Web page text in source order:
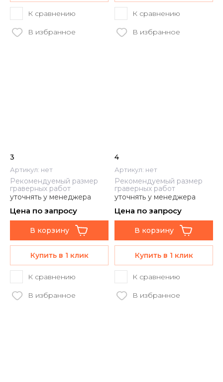
К сравнению
В избранное
К сравнению
В избранное
3
Артикул: нет
Рекомендуемый размер
граверных работ
уточнять у менеджера
Цена по запросу
В корзину
Купить в 1 клик
К сравнению
В избранное
4
Артикул: нет
Рекомендуемый размер
граверных работ
уточнять у менеджера
Цена по запросу
В корзину
Купить в 1 клик
К сравнению
В избранное